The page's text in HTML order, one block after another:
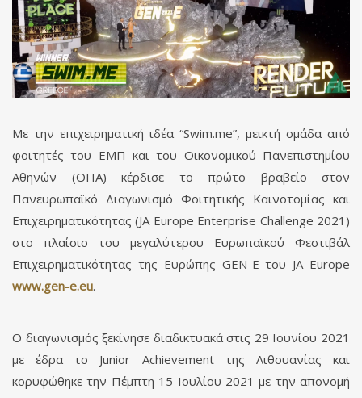
Με την επιχειρηματική ιδέα “Swim.me”, μεικτή ομάδα από
φοιτητές του ΕΜΠ και του Οικονομικού Πανεπιστημίου
Αθηνών (ΟΠΑ) κέρδισε το πρώτο βραβείο στον
Πανευρωπαϊκό Διαγωνισμό Φοιτητικής Καινοτομίας και
Επιχειρηματικότητας (JA Europe Enterprise Challenge 2021)
στο πλαίσιο του μεγαλύτερου Ευρωπαϊκού Φεστιβάλ
Επιχειρηματικότητας της Ευρώπης GEN-E του JA Europe
www.gen-e.eu.
Ο διαγωνισμός ξεκίνησε διαδικτυακά στις 29 Ιουνίου 2021
με έδρα το Junior Achievement της Λιθουανίας και
κορυφώθηκε την Πέμπτη 15 Ιουλίου 2021 με την απονομή